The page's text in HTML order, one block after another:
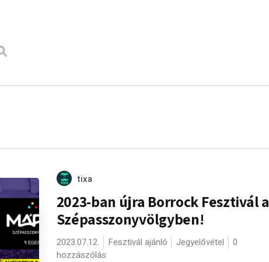
tixa
2023-ban újra Borrock Fesztivál a
Szépasszonyvölgyben!
2023.07.12. Fesztivál ajánló Jegyelővétel
0
hozzászólás